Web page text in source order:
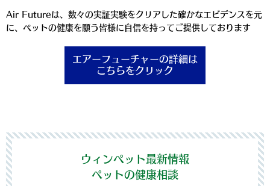
Air Futureは、数々の実証実験をクリアした確かなエビデンスを元
に、ペットの健康を願う皆様に自信を持ってご提供しております
エアーフューチャーの詳細は
こちらをクリック
ウィンペット最新情報
ペットの健康相談